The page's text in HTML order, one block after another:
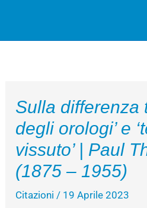
Sulla differenza
degli orologi’ e
vissuto’ | Paul
(1875 – 1955)
Citazioni / 19 Aprile 2023